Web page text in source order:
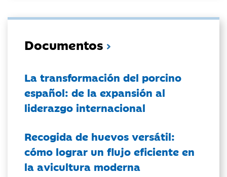
Documentos
La transformación del porcino
español: de la expansión al
liderazgo internacional
Recogida de huevos versátil:
cómo lograr un flujo eficiente en
la avicultura moderna